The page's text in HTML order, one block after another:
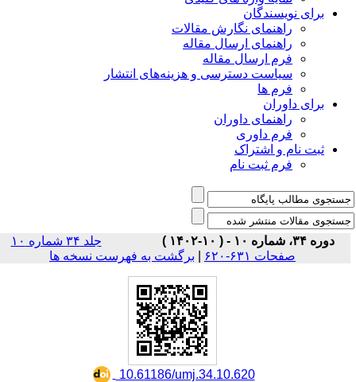
برای نویسندگان
راهنمای نگارش مقالات
راهنمای ارسال مقاله
فرم ارسال مقاله
سیاست دسترسی و هزینه‌های انتشار
فرم ها
برای داوران
راهنمای داوران
فرم داوری
ثبت نام و اشتراک
فرم ثبت نام
دوره ۳۴، شماره ۱۰ - ( ۱۰-۱۴۰۲ )
جلد ۳۴ شماره ۱۰
صفحات ۶۳۱-۶۲۰
| برگشت به فهرست نسخه ها
‎ 10.61186/umj.34.10.620